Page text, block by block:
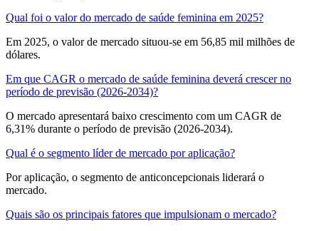
Qual foi o valor do mercado de saúde feminina em 2025?
Em 2025, o valor de mercado situou-se em 56,85 mil milhões de
dólares.
Em que CAGR o mercado de saúde feminina deverá crescer no
período de previsão (2026-2034)?
O mercado apresentará baixo crescimento com um CAGR de
6,31% durante o período de previsão (2026-2034).
Qual é o segmento líder de mercado por aplicação?
Por aplicação, o segmento de anticoncepcionais liderará o
mercado.
Quais são os principais fatores que impulsionam o mercado?